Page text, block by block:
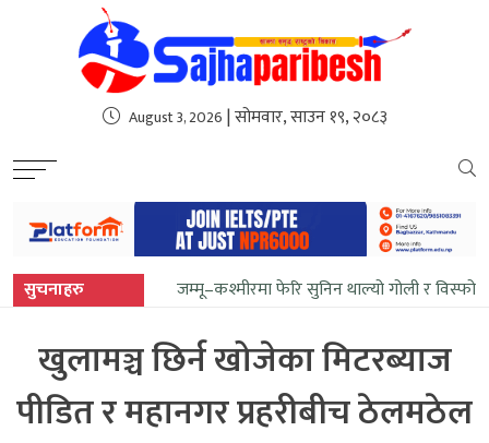
sweet bonanza
August 3, 2026 | सोमवार, साउन १९, २०८३
सुचनाहरु जम्मू–कश्मीरमा फेरि सुनिन थाल्यो गोली र
खुलामञ्च छिर्न खोजेका मिटरब्याज
पीडित र महानगर प्रहरीबीच ठेलमठेल